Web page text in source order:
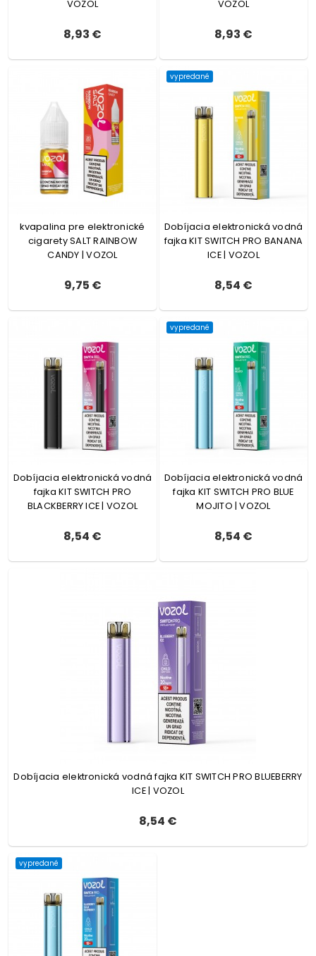
VOZOL
8,93 €
VOZOL
8,93 €
kvapalina pre elektronické
cigarety SALT RAINBOW
CANDY | VOZOL
9,75 €
vypredané
Dobíjacia elektronická vodná
fajka KIT SWITCH PRO BANANA
ICE | VOZOL
8,54 €
Dobíjacia elektronická vodná
fajka KIT SWITCH PRO
BLACKBERRY ICE | VOZOL
8,54 €
vypredané
Dobíjacia elektronická vodná
fajka KIT SWITCH PRO BLUE
MOJITO | VOZOL
8,54 €
Dobíjacia elektronická vodná fajka KIT SWITCH PRO BLUEBERRY
ICE | VOZOL
8,54 €
vypredané